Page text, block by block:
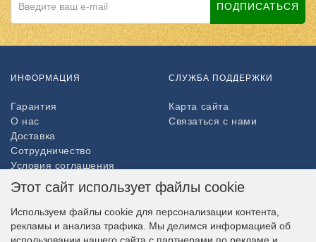
ПОДПИСАТЬСЯ
ИНФОРМАЦИЯ
Гарантия
О нас
Доставка
Сотрудничество
Условия соглашения
Возврат товара
СЛУЖБА ПОДДЕРЖКИ
Карта сайта
Связаться с нами
Партнёры
Этот сайт использует файлы cookie
Используем файлы cookie для персонализации контента,
рекламы и анализа трафика. Мы делимся информацией об